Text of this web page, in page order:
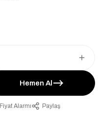
Hemen Al
Fiyat Alarmı
Paylaş